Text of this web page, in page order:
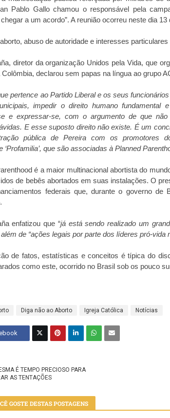
Pablo Gallo chamou o responsável pela
a um acordo”. A reunião ocorreu neste dia 13
abuso de autoridade e interesses particulares
diretor da organização Unidos pela Vida, que
Colômbia, declarou sem papas na língua ao grupo
pertence ao Partido Liberal e os seus
impedir o direito humano fundamental
e expressar-se, com o argumento de que
E esse suposto direito não existe. É um
pública de Pereira com os promotores
e ‘Profamilia’, que são associadas à Planned
é a maior multinacional abortista do
de bebês abortados em suas instalações. O
federais que, durante o governo
enfatizou que “já está sendo realizado um
de “ações legais por parte dos líderes pró-vida
de fatos, estatísticas e conceitos é típica do
como este, ocorrido no Brasil sob os pouco
Diga não ao Aborto Igreja Católica Notícias
É TEMPO PRECIOSO PARA
AS TENTAÇÕES
GOSTE DESTAS POSTAGENS